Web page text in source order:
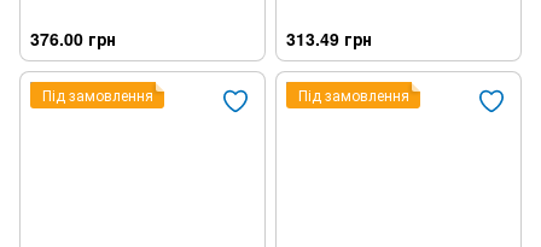
376.00 грн 313.49 грн
Під замовлення Під замовлення